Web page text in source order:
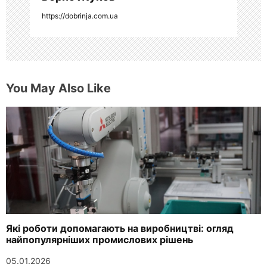
м
https://dobrinja.com.ua
You May Also Like
Які роботи допомагають на виробництві: огляд
найпопулярніших промислових рішень
05.01.2026